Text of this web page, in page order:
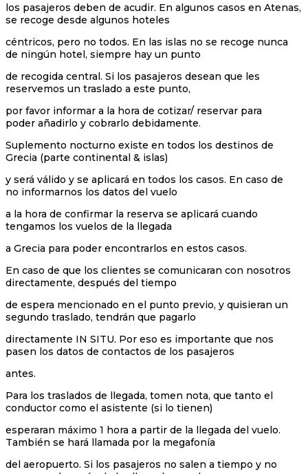
los pasajeros deben de acudir. En algunos casos en Atenas,
se recoge desde algunos hoteles
céntricos, pero no todos. En las islas no se recoge nunca
de ningún hotel, siempre hay un punto
de recogida central. Si los pasajeros desean que les
reservemos un traslado a este punto,
por favor informar a la hora de cotizar/ reservar para
poder añadirlo y cobrarlo debidamente.
Suplemento nocturno existe en todos los destinos de
Grecia (parte continental & islas)
y será válido y se aplicará en todos los casos. En caso de
no informarnos los datos del vuelo
a la hora de confirmar la reserva se aplicará cuando
tengamos los vuelos de la llegada
a Grecia para poder encontrarlos en estos casos.
En caso de que los clientes se comunicaran con nosotros
directamente, después del tiempo
de espera mencionado en el punto previo, y quisieran un
segundo traslado, tendrán que pagarlo
directamente IN SITU. Por eso es importante que nos
pasen los datos de contactos de los pasajeros
antes.
Para los traslados de llegada, tomen nota, que tanto el
conductor como el asistente (si lo tienen)
esperaran máximo 1 hora a partir de la llegada del vuelo.
También se hará llamada por la megafonía
del aeropuerto. Si los pasajeros no salen a tiempo y no